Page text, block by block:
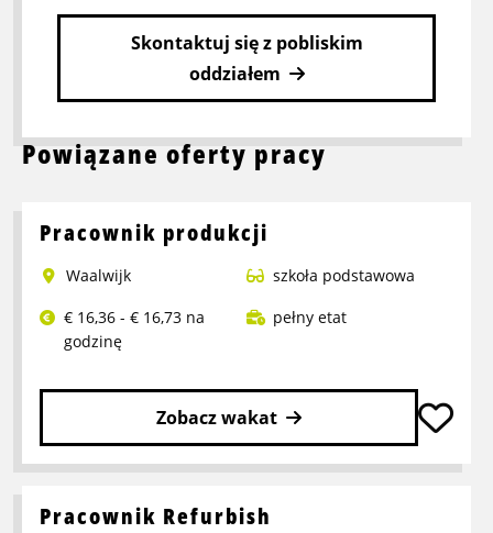
Skontaktuj się z pobliskim
oddziałem
Powiązane oferty pracy
Pracownik produkcji
Waalwijk
szkoła podstawowa
€ 16,36 - € 16,73 na
godzinę
pełny etat
Zobacz wakat
Przeczytaj
o
Pracownik Refurbish